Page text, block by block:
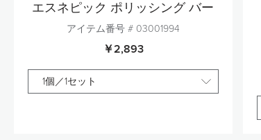
エスネピック ポリッシング バー
アイテム番号 # 03001994
￥2,893
1個／1セット